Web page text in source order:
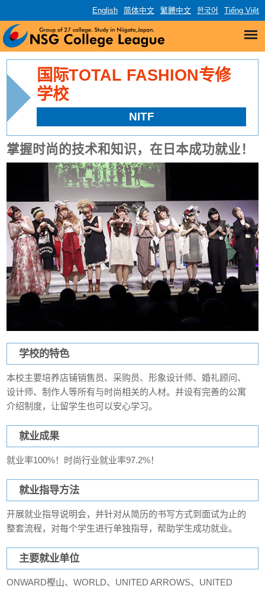
English 简体中文 繁體中文 한국어 Tiếng Việt
国际TOTAL FASHION专修
学校
NITF
掌握时尚的技术和知识，在日本成功就业！
学校的特色
本校主要培养店铺销售员、采购员、形象设计师、婚礼顾问、
设计师、制作人等所有与时尚相关的人材。并设有完善的公寓
介绍制度，让留学生也可以安心学习。
就业成果
就业率100%！时尚行业就业率97.2%！
就业指导方法
开展就业指导说明会，并针对从简历的书写方式到面试为止的
整套流程，对每个学生进行单独指导，帮助学生成功就业。
主要就业单位
ONWARD樫山、WORLD、UNITED ARROWS、UNITED